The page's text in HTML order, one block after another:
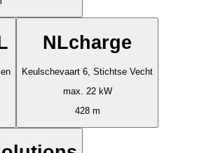
NLcharge
Keulschevaart 6, Stichtse Vecht
max. 22 kW
428 m